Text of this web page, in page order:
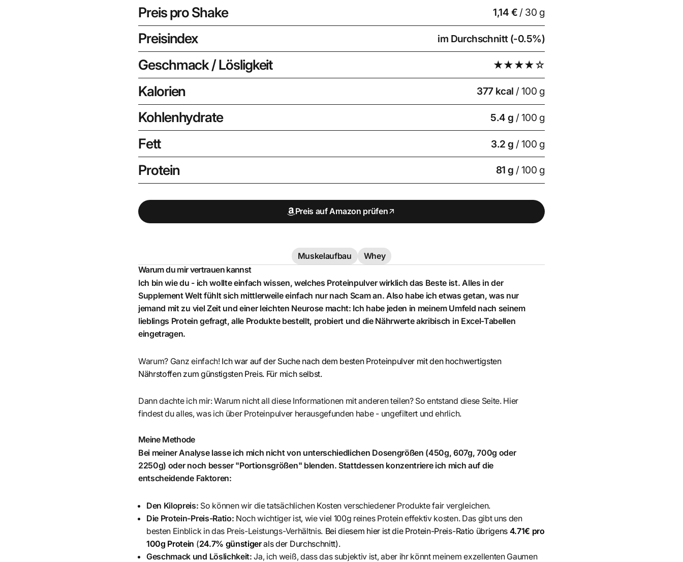
Preis pro Shake 1,14 € / 30 g
Preisindex im Durchschnitt (-0.5%)
Geschmack / Lösligkeit ★★★★☆
Kalorien 377 kcal / 100 g
Kohlenhydrate 5.4 g / 100 g
Fett 3.2 g / 100 g
Protein 81 g / 100 g
Preis auf Amazon prüfen
Muskelaufbau
Whey
Warum du mir vertrauen kannst
Ich bin wie du - ich wollte einfach wissen, welches Proteinpulver wirklich das Beste ist. Alles in der
Supplement Welt fühlt sich mittlerweile einfach nur nach Scam an. Also habe ich etwas getan, was nur
jemand mit zu viel Zeit und einer leichten Neurose macht: Ich habe jeden in meinem Umfeld nach seinem
lieblings Protein gefragt, alle Produkte bestellt, probiert und die Nährwerte akribisch in Excel-Tabellen
eingetragen.
Warum? Ganz einfach! Ich war auf der Suche nach dem besten Proteinpulver mit den hochwertigsten
Nährstoffen zum günstigsten Preis. Für mich selbst.
Dann dachte ich mir: Warum nicht all diese Informationen mit anderen teilen? So entstand diese Seite. Hier
findest du alles, was ich über Proteinpulver herausgefunden habe - ungefiltert und ehrlich.
Meine Methode
Bei meiner Analyse lasse ich mich nicht von unterschiedlichen Dosengrößen (450g, 607g, 700g oder
2250g) oder noch besser "Portionsgrößen" blenden. Stattdessen konzentriere ich mich auf die
entscheidende Faktoren:
Den Kilopreis: So können wir die tatsächlichen Kosten verschiedener Produkte fair vergleichen.
Die Protein-Preis-Ratio: Noch wichtiger ist, wie viel 100g reines Protein effektiv kosten. Das gibt uns den
besten Einblick in das Preis-Leistungs-Verhältnis. Bei diesem hier ist die Protein-Preis-Ratio übrigens 4.71€ pro
100g Protein (24.7% günstigerals der Durchschnitt).
Geschmack und Löslichkeit: Ja, ich weiß, dass das subjektiv ist, aber ihr könnt meinem exzellenten Gaumen